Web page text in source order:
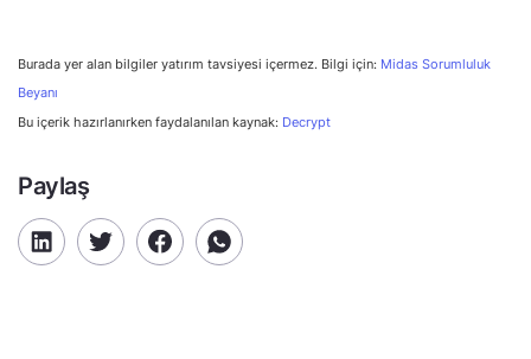
Burada yer alan bilgiler yatırım tavsiyesi içermez. Bilgi için: Midas Sorumluluk
Beyanı
Bu içerik hazırlanırken faydalanılan kaynak: Decrypt
Paylaş